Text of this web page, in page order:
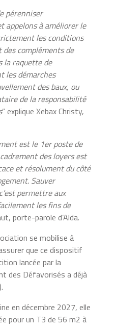
pérenniser
appelons à améliorer le
les conditions
compléments de
la raquette de
les démarches
des baux, ou
de la responsabilité
” explique Xebax Christy,
est le 1er poste de
des loyers est
et résolument du côté
Sauver
permettre aux
les fins de
porte-parole d’Alda.
se mobilise à
que ce dispositif
lancée par la
des Défavorisés a déjà
en décembre 2027, elle
pour un T3 de 56 m2 à